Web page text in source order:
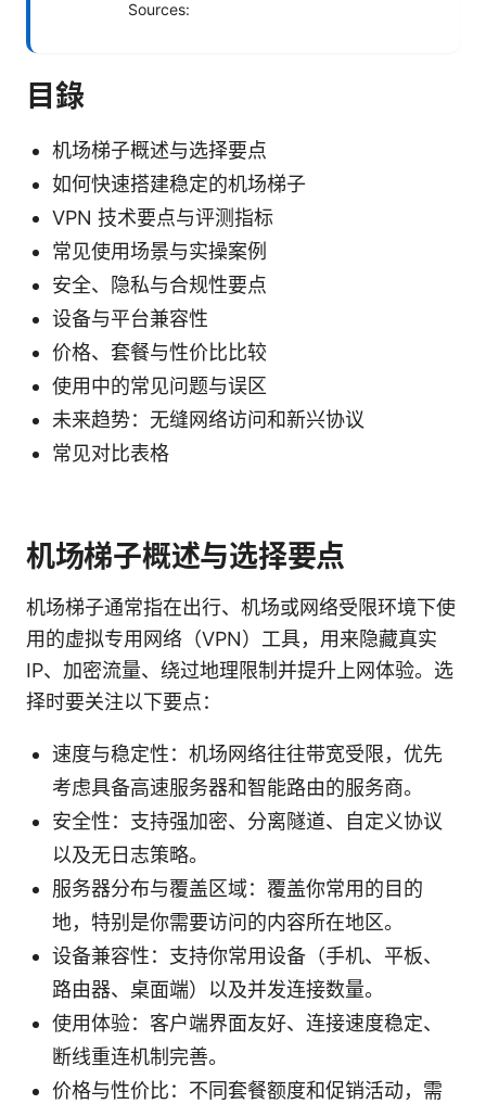
Sources:
目錄
机场梯子概述与选择要点
如何快速搭建稳定的机场梯子
VPN 技术要点与评测指标
常见使用场景与实操案例
安全、隐私与合规性要点
设备与平台兼容性
价格、套餐与性价比比较
使用中的常见问题与误区
未来趋势：无缝网络访问和新兴协议
常见对比表格
机场梯子概述与选择要点
机场梯子通常指在出行、机场或网络受限环境下使
用的虚拟专用网络（VPN）工具，用来隐藏真实
IP、加密流量、绕过地理限制并提升上网体验。选
择时要关注以下要点：
速度与稳定性：机场网络往往带宽受限，优先
考虑具备高速服务器和智能路由的服务商。
安全性：支持强加密、分离隧道、自定义协议
以及无日志策略。
服务器分布与覆盖区域：覆盖你常用的目的
地，特别是你需要访问的内容所在地区。
设备兼容性：支持你常用设备（手机、平板、
路由器、桌面端）以及并发连接数量。
使用体验：客户端界面友好、连接速度稳定、
断线重连机制完善。
价格与性价比：不同套餐额度和促销活动，需